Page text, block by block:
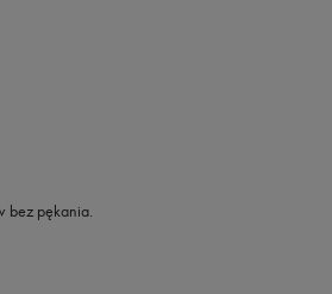
bez pękania.